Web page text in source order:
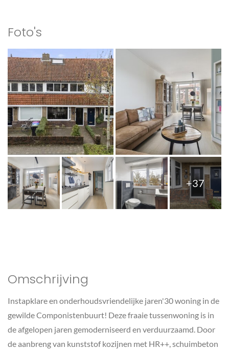
Foto's
+37
Omschrijving
Instapklare en onderhoudsvriendelijke jaren'30 woning in de
gewilde Componistenbuurt! Deze fraaie tussenwoning is in
de afgelopen jaren gemoderniseerd en verduurzaamd. Door
de aanbreng van kunststof kozijnen met HR++, schuimbeton